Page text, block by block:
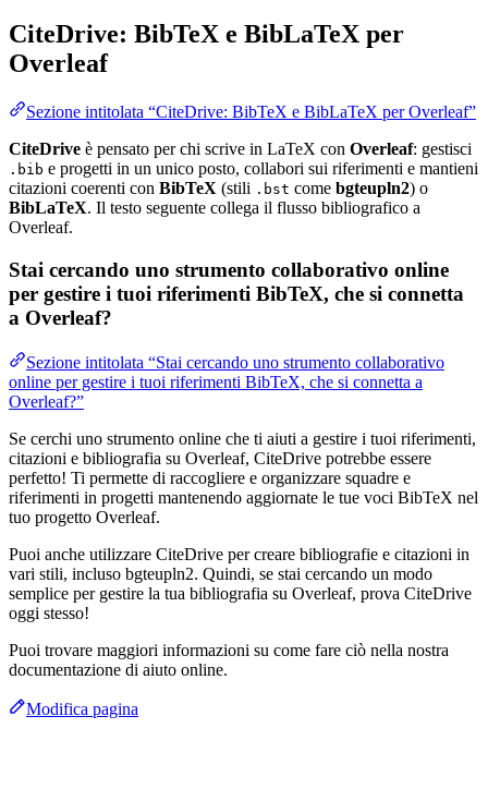
CiteDrive: BibTeX e BibLaTeX per
Overleaf
Sezione intitolata “CiteDrive: BibTeX e BibLaTeX per Overleaf”
CiteDrive è pensato per chi scrive in LaTeX con Overleaf: gestisci
.bib e progetti in un unico posto, collabori sui riferimenti e mantieni
citazioni coerenti con BibTeX (stili .bst come bgteupln2) o
BibLaTeX. Il testo seguente collega il flusso bibliografico a
Overleaf.
Stai cercando uno strumento collaborativo online
per gestire i tuoi riferimenti BibTeX, che si connetta
a Overleaf?
Sezione intitolata “Stai cercando uno strumento collaborativo
online per gestire i tuoi riferimenti BibTeX, che si connetta a
Overleaf?”
Se cerchi uno strumento online che ti aiuti a gestire i tuoi riferimenti,
citazioni e bibliografia su Overleaf, CiteDrive potrebbe essere
perfetto! Ti permette di raccogliere e organizzare squadre e
riferimenti in progetti mantenendo aggiornate le tue voci BibTeX nel
tuo progetto Overleaf.
Puoi anche utilizzare CiteDrive per creare bibliografie e citazioni in
vari stili, incluso bgteupln2. Quindi, se stai cercando un modo
semplice per gestire la tua bibliografia su Overleaf, prova CiteDrive
oggi stesso!
Puoi trovare maggiori informazioni su come fare ciò nella nostra
documentazione di aiuto online.
Modifica pagina